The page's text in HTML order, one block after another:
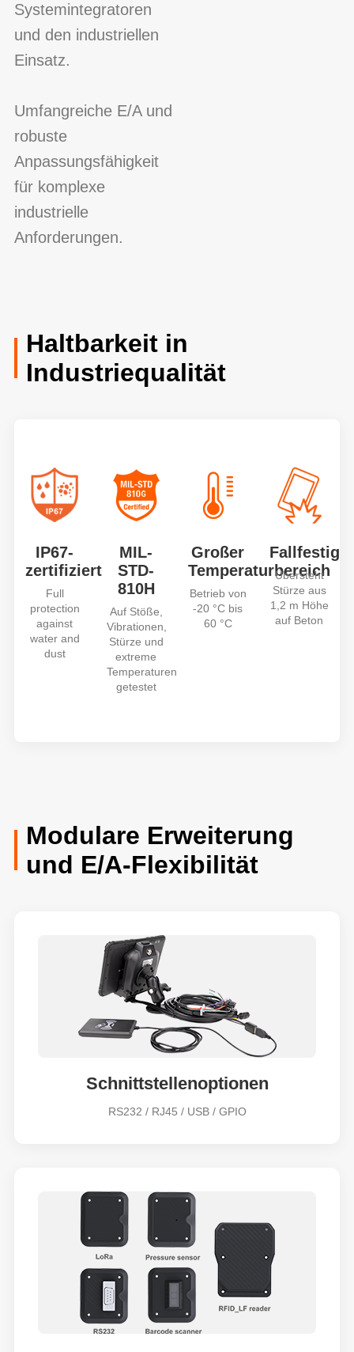
Systemintegratoren
und den industriellen
Einsatz.
Umfangreiche E/A und
robuste
Anpassungsfähigkeit
für komplexe
industrielle
Anforderungen.
Haltbarkeit in
Industriequalität
IP67-
zertifiziert
Full
protection
against
water and
dust
MIL-
STD-
810H
Auf Stöße,
Vibrationen,
Stürze und
extreme
Temperaturen
getestet
Großer
Temperaturbereich
Betrieb von
-20 °C bis
60 °C
Übersteht
Stürze aus
1,2 m Höhe
auf Beton
Modulare Erweiterung
und E/A-Flexibilität
Schnittstellenoptionen
RS232 / RJ45 / USB / GPIO